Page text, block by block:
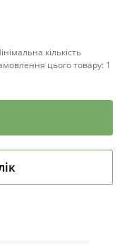
кількість
цього товару: 1